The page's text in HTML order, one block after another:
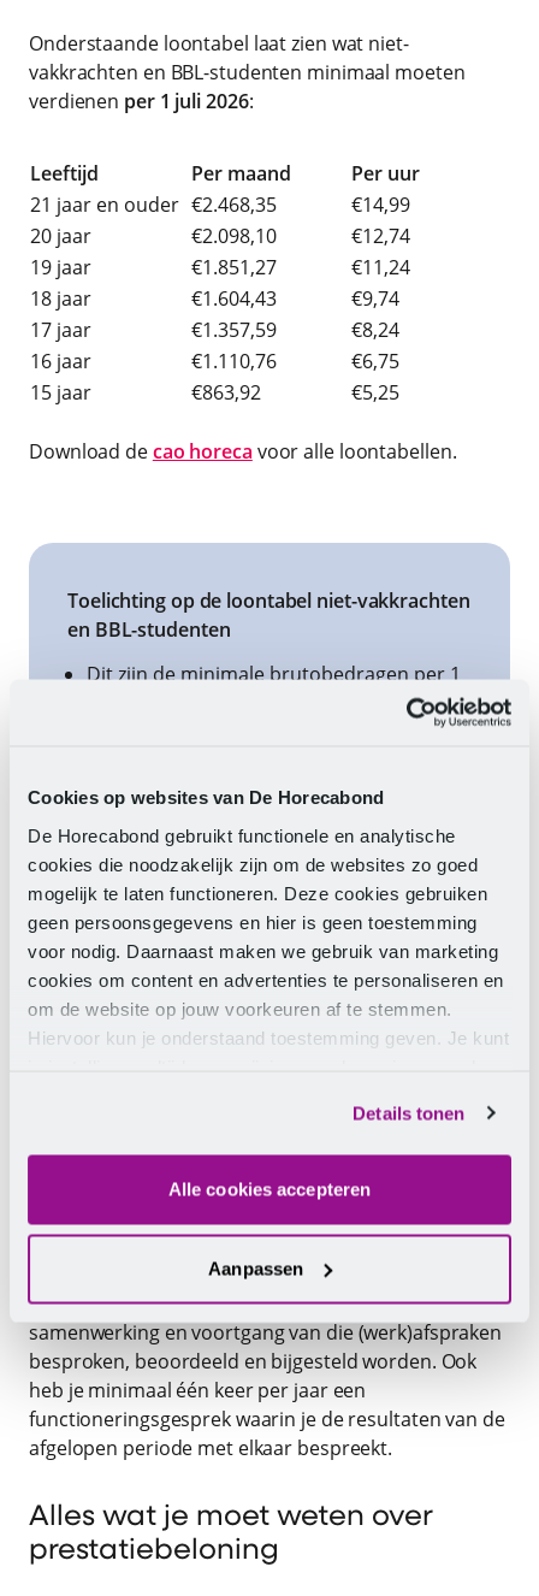
Cookies op websites van De Horecabond
De Horecabond gebruikt functionele en analytische
cookies die noodzakelijk zijn om de websites zo goed
mogelijk te laten functioneren. Deze cookies gebruiken
geen persoonsgegevens en hier is geen toestemming
voor nodig. Daarnaast maken we gebruik van marketing
cookies om content en advertenties te personaliseren en
om de website op jouw voorkeuren af te stemmen.
Hiervoor kun je onderstaand toestemming geven. Je kunt
Details tonen
Alle cookies accepteren
Aanpassen
Onderstaande loontabel laat zien wat niet-
vakkrachten en BBL-studenten minimaal moeten
verdienen per 1 juli 2026:
Leeftijd Per maand
Per uur
21 jaar en ouder €2.468,35
€14,99
20 jaar
€2.098,10
€12,74
19 jaar
€1.851,27
€11,24
18 jaar
€1.604,43
€9,74
17 jaar
€1.357,59
€8,24
16 jaar
€1.110,76
€6,75
15 jaar
€863,92 €5,25
Download decao horeca voor alle loontabellen.
Toelichting op de loontabel niet-vakkrachten
en BBL-studenten
Dit zijn de minimale brutobedragen per 1
Bedragen stijgen twee keer per jaar mee
met het wettelijk minimumloon: 1 januari
en 1 juli.
Verdien je het minimumloon? Check dan
twee keer per jaar je loonsverhoging.
Hoe word je beoordeeld als
horecamedewerker?
Zodra je ergens gaat werken, maakt je leidinggevende
of werkgever werkafspraken over je persoonlijke
ontwikkeling met jou. Vervolgens heb je minstens één
keer per jaar een voortgangsgesprek waarin de
samenwerking en voortgang van die (werk)afspraken
besproken, beoordeeld en bijgesteld worden. Ook
heb je minimaal één keer per jaar een
functioneringsgesprek waarin je de resultaten van de
afgelopen periode met elkaar bespreekt.
Alles wat je moet weten over
prestatiebeloning